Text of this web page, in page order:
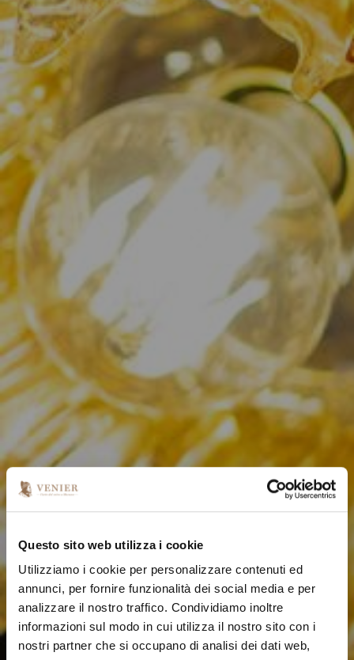
Questo sito web utilizza i cookie
Utilizziamo i cookie per personalizzare contenuti ed
annunci, per fornire funzionalità dei social media e per
analizzare il nostro traffico. Condividiamo inoltre
informazioni sul modo in cui utilizza il nostro sito con i
nostri partner che si occupano di analisi dei dati web,